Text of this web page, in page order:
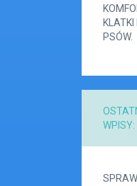
KLATKI
PSÓW.
WPISY: